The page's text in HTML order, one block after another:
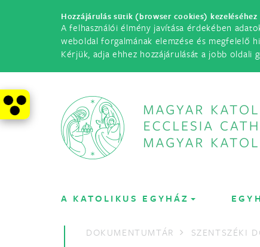
Hozzájárulás sütik (browser cookies) kezeléséhez
A felhasználói élmény javítása érdekében
weboldal forgalmának elemzése és megfelelő
Kérjük, adja ehhez hozzájárulását a jobb oldali
A KATOLIKUS EGYHÁZ
DOKUMENTUMTÁR SZENTSZÉKI